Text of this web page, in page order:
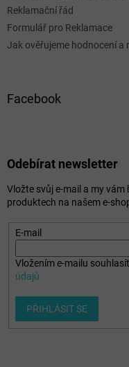
Reklamační řád
Formulář pro Reklamace
Jak ověřujeme hodnocení a
Facebook
Odebírat newsletter
Vložte svůj e-mail a my
produktech na našem e-
E-mail
Vložením e-mailu
údajů
PŘIHLÁSIT SE